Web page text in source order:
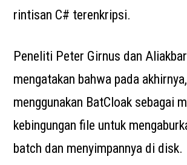
rintisan C# terenkripsi.
Peneliti Peter Girnus dan
mengatakan bahwa pada
menggunakan BatCloak sebagai
kebingungan file untuk
batch dan menyimpannya di disk.